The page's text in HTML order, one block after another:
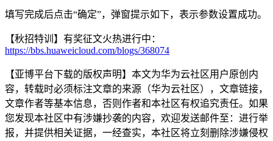
填写完成后点击“确定”，弹窗提示如下，表示参数设置成功。
【秋招特训】有奖征文火热进行中：
https://bbs.huaweicloud.com/blogs/368074
【亚博平台下载的版权声明】本文为华为云社区用户原创内
容，转载时必须标注文章的来源（华为云社区），文章链接，
文章作者等基本信息，否则作者和本社区有权追究责任。如果
您发现本社区中有涉嫌抄袭的内容，欢迎发送邮件至：进行举
报，并提供相关证据，一经查实，本社区将立刻删除涉嫌侵权